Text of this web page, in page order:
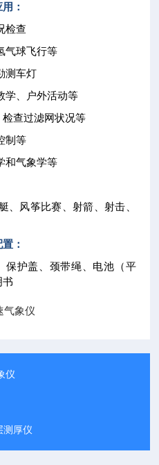
：
检查
气球飞行等
测车灯
学、户外活动等
查过滤网状况等
制等
和气象学等
、风筝比赛、射箭、射击、
：
保护盖、颈带绳、电池（平
书
仪
测厚仪